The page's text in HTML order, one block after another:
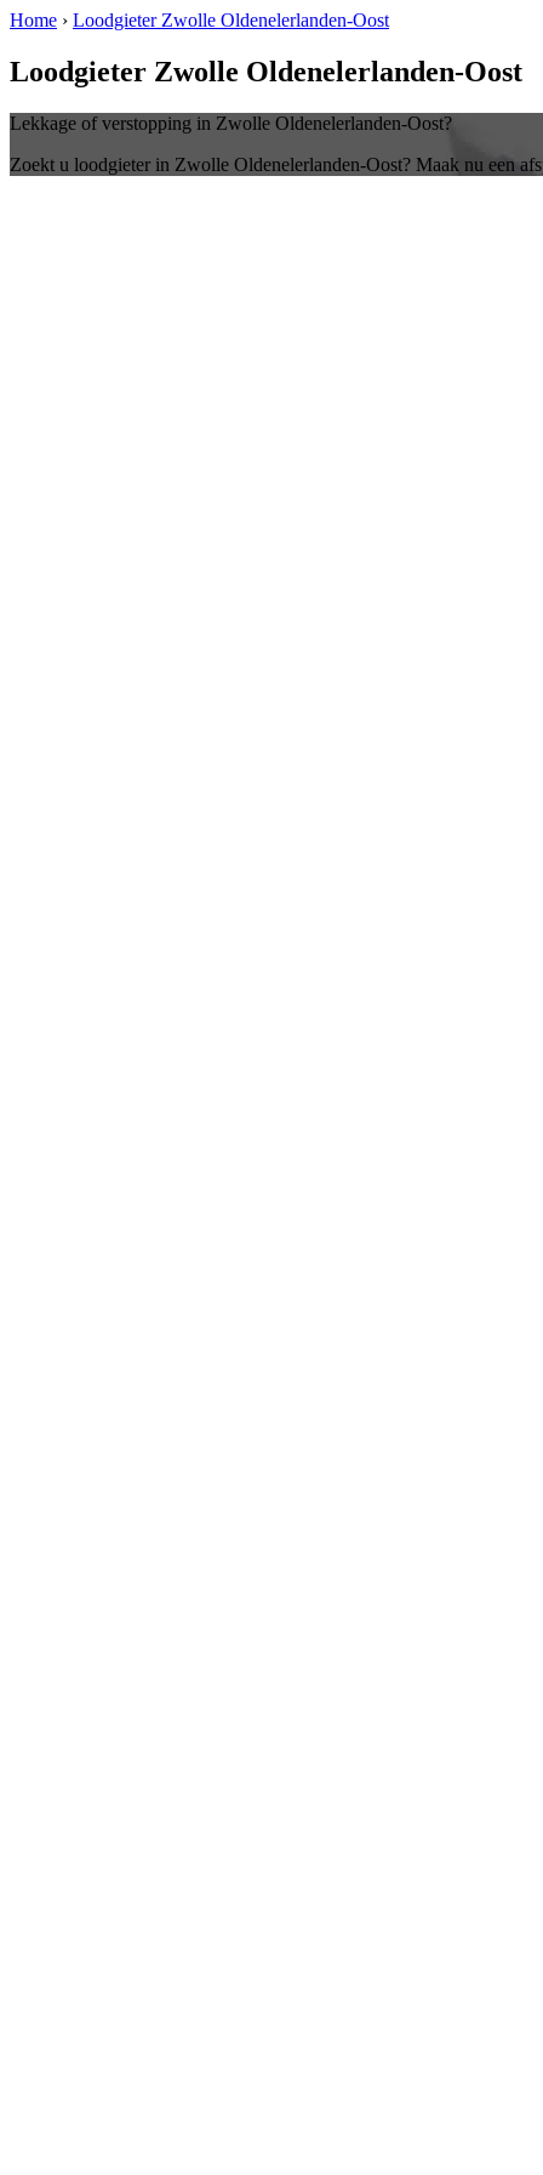
Home › Loodgieter Zwolle Oldenelerlanden-Oost
Loodgieter Zwolle Oldenelerlanden-Oost
Lekkage of verstopping in Zwolle Oldenelerlanden-Oost?
Zoekt u loodgieter in Zwolle Oldenelerlanden-Oost? Maak nu een